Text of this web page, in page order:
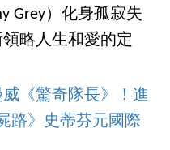
Grey）化身孤寂失
略人生和愛的定
《驚奇隊長》！進
路》史蒂芬元國際